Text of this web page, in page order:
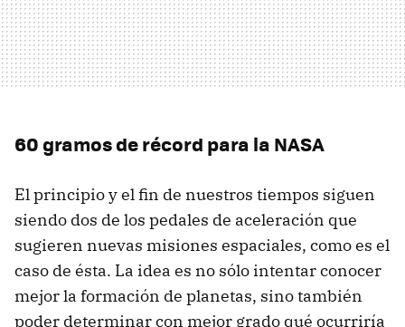
60 gramos de récord para la NASA
El principio y el fin de nuestros tiempos siguen
siendo dos de los pedales de aceleración que
sugieren nuevas misiones espaciales, como es el
caso de ésta. La idea es no sólo intentar conocer
mejor la formación de planetas, sino también
poder determinar con mejor grado qué ocurriría